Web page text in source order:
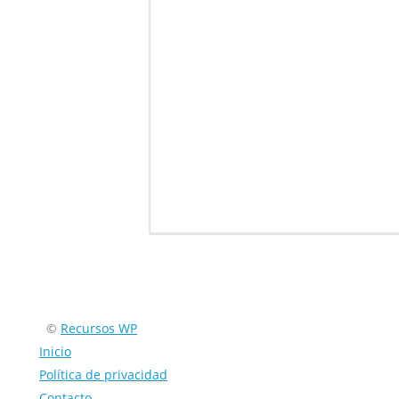
Encuéntranos en:
© Recursos WP
Inicio
Política de privacidad